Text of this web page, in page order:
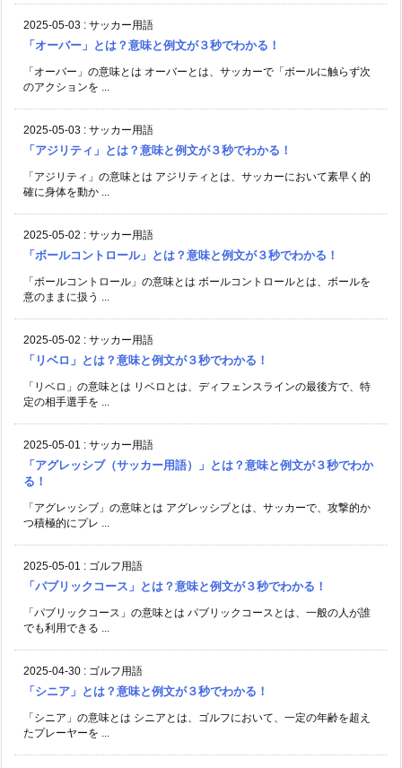
2025-05-03 : サッカー用語
「オーバー」とは？意味と例文が３秒でわかる！
「オーバー」の意味とは オーバーとは、サッカーで「ボールに触らず次
のアクションを ...
2025-05-03 : サッカー用語
「アジリティ」とは？意味と例文が３秒でわかる！
「アジリティ」の意味とは アジリティとは、サッカーにおいて素早く的
確に身体を動か ...
2025-05-02 : サッカー用語
「ボールコントロール」とは？意味と例文が３秒でわかる！
「ボールコントロール」の意味とは ボールコントロールとは、ボールを
意のままに扱う ...
2025-05-02 : サッカー用語
「リベロ」とは？意味と例文が３秒でわかる！
「リベロ」の意味とは リベロとは、ディフェンスラインの最後方で、特
定の相手選手を ...
2025-05-01 : サッカー用語
「アグレッシブ（サッカー用語）」とは？意味と例文が３秒でわか
る！
「アグレッシブ」の意味とは アグレッシブとは、サッカーで、攻撃的か
つ積極的にプレ ...
2025-05-01 : ゴルフ用語
「パブリックコース」とは？意味と例文が３秒でわかる！
「パブリックコース」の意味とは パブリックコースとは、一般の人が誰
でも利用できる ...
2025-04-30 : ゴルフ用語
「シニア」とは？意味と例文が３秒でわかる！
「シニア」の意味とは シニアとは、ゴルフにおいて、一定の年齢を超え
たプレーヤーを ...